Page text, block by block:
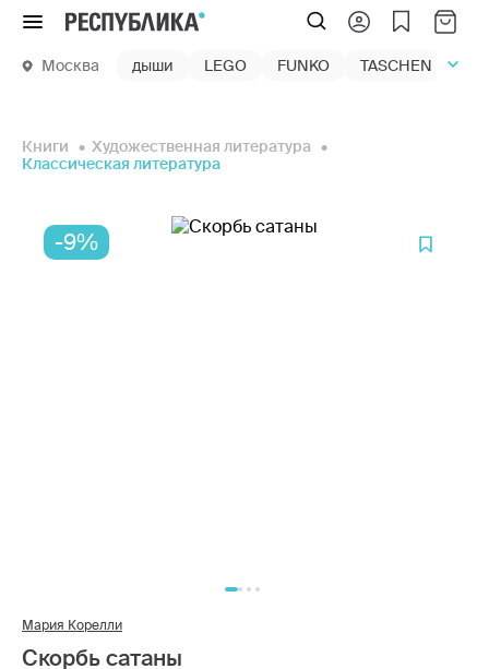
Меню
Москва дыши LEGO FUNKO TASCHEN
Книги
Художественная литература
Классическая литература
-9%
Мария Корелли
Скорбь сатаны